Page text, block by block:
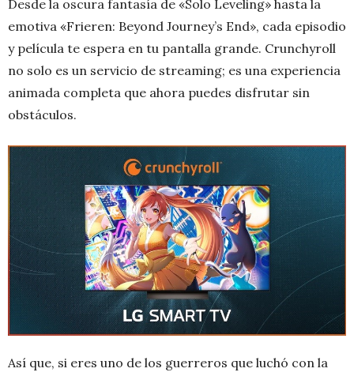
Desde la oscura fantasía de «Solo Leveling» hasta la
emotiva «Frieren: Beyond Journey’s End», cada episodio
y película te espera en tu pantalla grande. Crunchyroll
no solo es un servicio de streaming; es una experiencia
animada completa que ahora puedes disfrutar sin
obstáculos.
Así que, si eres uno de los guerreros que luchó con la